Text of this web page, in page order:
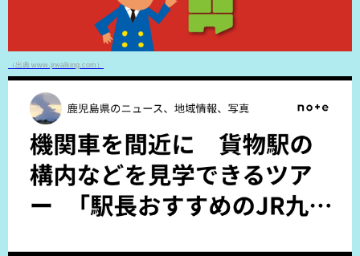
（出典 www.jrwalking.com）